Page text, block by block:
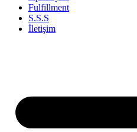
Fulfillment
S.S.S
İletişim